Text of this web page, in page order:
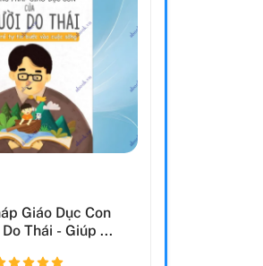
Giáo Dục Con
Thái - Giúp ...